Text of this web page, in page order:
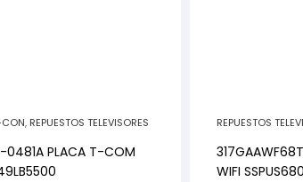
CON, REPUESTOS TELEVISORES
PLACA T-COM
REPUESTOS
WIFI